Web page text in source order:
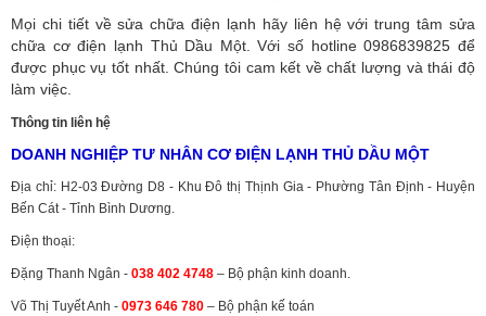
Mọi chi tiết về sửa chữa điện lạnh hãy liên hệ với trung tâm sửa
chữa cơ điện lạnh Thủ Dầu Một. Với số hotline 0986839825 để
được phục vụ tốt nhất. Chúng tôi cam kết về chất lượng và thái độ
làm việc.
Thông tin liên hệ
DOANH NGHIỆP TƯ NHÂN CƠ ĐIỆN LẠNH THỦ DẦU MỘT
Địa chỉ: H2-03 Đường D8 - Khu Đô thị Thịnh Gia - Phường Tân Định - Huyện
Bến Cát - Tỉnh Bình Dương.
Điện thoại:
Đặng Thanh Ngân - 038 402 4748 – Bộ phận kinh doanh.
Võ Thị Tuyết Anh - 0973 646 780 – Bộ phận kế toán